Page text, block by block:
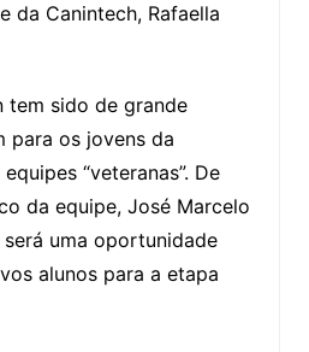
da Canintech, Rafaella
tem sido de grande
para os jovens da
“veteranas”. De
da equipe, José Marcelo
será uma oportunidade
alunos para a etapa